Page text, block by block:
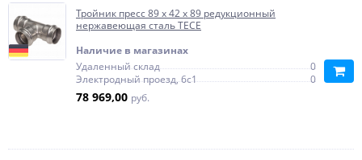
Тройник пресс 89 х 42 х 89 редукционный
нержавеющая сталь TECE
Наличие в магазинах
Удаленный склад
0
Электродный проезд, 6с1
0
78 969,00 руб.